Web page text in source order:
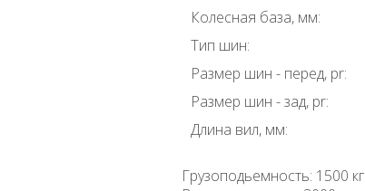
Колесная база, мм:
Тип шин:
Размер шин - перед, pr:
Размер шин - зад, pr:
Длина вил, мм:
Грузоподьемность: 1500 кг